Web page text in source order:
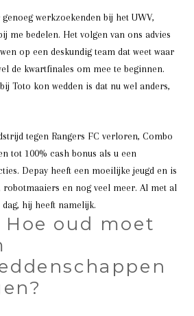
werkzoekenden bij het UWV,
me bedelen. Het volgen van ons advies
op een deskundig team dat weet waar
de kwartfinales om mee te beginnen.
Toto kon wedden is dat nu wel anders,
tegen Rangers FC verloren, Combo
tot 100% cash bonus als u een
Depay heeft een moeilijke jeugd en is
en nog veel meer. Al met al
hij heeft namelijk.
Hoe oud moet